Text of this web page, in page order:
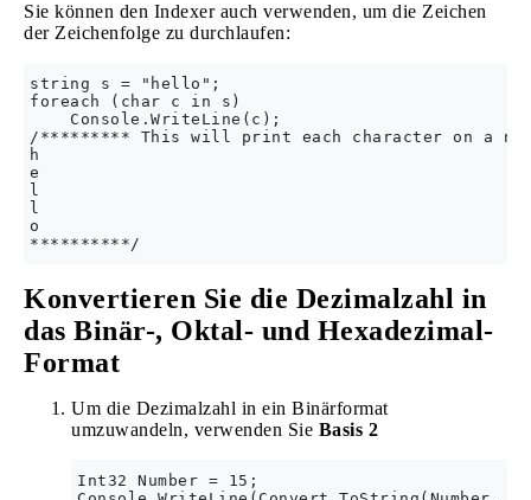
Sie können den Indexer auch verwenden, um die Zeichen
der Zeichenfolge zu durchlaufen:
string s = "hello";
foreach (char c in s)
    Console.WriteLine(c);
/********* This will print each character on a
h
e
l
l
o
Konvertieren Sie die Dezimalzahl in
das Binär-, Oktal- und Hexadezimal-
Format
Um die Dezimalzahl in ein Binärformat
umzuwandeln, verwenden Sie Basis 2
Int32 Number = 15;